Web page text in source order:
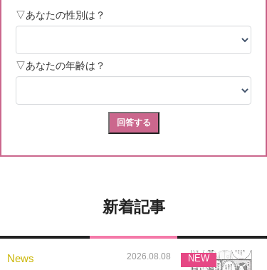
新着記事
News 2026.08.08 NEW